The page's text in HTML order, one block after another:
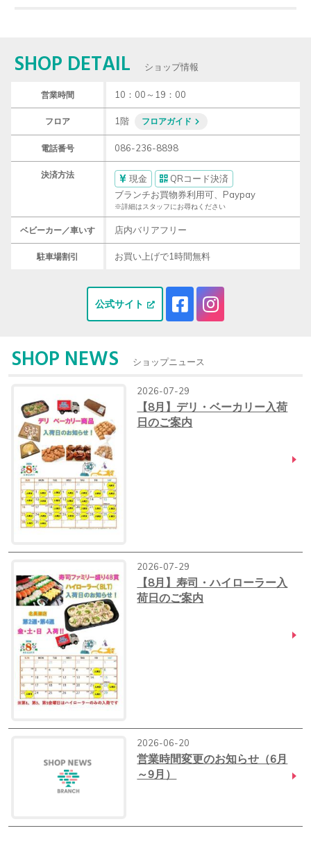
SHOP DETAIL ショップ情報
営業時間 10：00～19：00
フロア 1階 フロアガイド
電話番号 086-236-8898
決済方法 現金
QRコード決済
ブランチお買物券利用可、Paypay
※詳細はスタッフにお尋ねください
ベビーカー／車いす 店内バリアフリー
駐車場割引 お買い上げで1時間無料
公式サイト
SHOP NEWS ショップニュース
2026-07-29
【8月】デリ・ベーカリー入荷
日のご案内
2026-07-29
【8月】寿司・ハイローラー入
荷日のご案内
2026-06-20
営業時間変更のお知らせ（6月
～9月）